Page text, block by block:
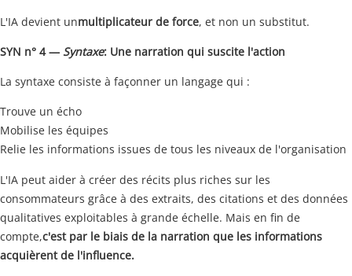
L'IA devient unmultiplicateur de force, et non un substitut.
SYN n° 4 — Syntaxe: Une narration qui suscite l'action
La syntaxe consiste à façonner un langage qui :
Trouve un écho
Mobilise les équipes
Relie les informations issues de tous les niveaux de l'organisation
L'IA peut aider à créer des récits plus riches sur les
consommateurs grâce à des extraits, des citations et des données
qualitatives exploitables à grande échelle. Mais en fin de
compte,c'est par le biais de la narration que les informations
acquièrent de l'influence.